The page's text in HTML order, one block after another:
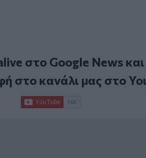
στο Google News
στο κανάλι μας στο